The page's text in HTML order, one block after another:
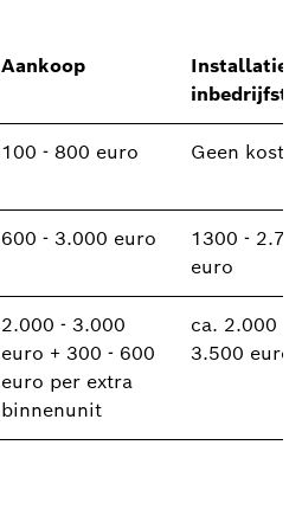
Aankoop
Installatie
100 - 800 euro Geen
600 - 3.000 euro
1300 -
euro
2.000 - 3.000
euro + 300 - 600
euro per extra
binnenunit
ca. 2.000 -
3.500 euro